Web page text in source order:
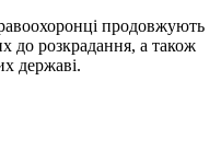
продовжують
до розкрадання, а також
державі.